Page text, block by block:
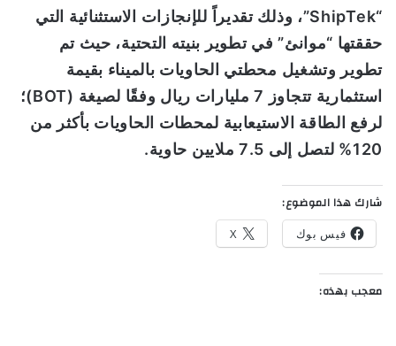
“ShipTek”
، وذلك تقديراً للإنجازات الاستثنائية التي
حققتها “موانئ” في تطوير بنيته التحتية، حيث تم
تطوير وتشغيل محطتي الحاويات بالميناء بقيمة
استثمارية تتجاوز 7 مليارات ريال وفقًا لصيغة (
BOT)؛
لرفع الطاقة الاستيعابية لمحطات الحاويات بأكثر من
120% لتصل إلى 7.5 ملايين حاوية.
شارك هذا الموضوع:
فيس بوك X
معجب بهذه: